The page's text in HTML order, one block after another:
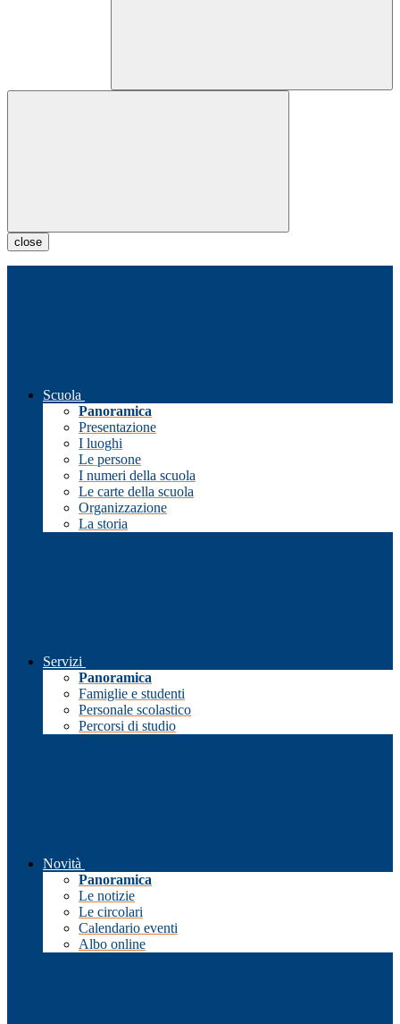
close
Scuola
Panoramica
Presentazione
I luoghi
Le persone
I numeri della scuola
Le carte della scuola
Organizzazione
La storia
Servizi
Panoramica
Famiglie e studenti
Personale scolastico
Percorsi di studio
Novità
Panoramica
Le notizie
Le circolari
Calendario eventi
Albo online